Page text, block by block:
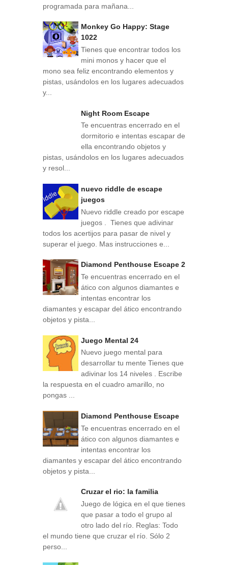
programada para mañana...
Monkey Go Happy: Stage
1022
Tienes que encontrar todos los
mini monos y hacer que el
mono sea feliz encontrando elementos y
pistas, usándolos en los lugares adecuados
y...
Night Room Escape
Te encuentras encerrado en el
dormitorio e intentas escapar de
ella encontrando objetos y
pistas, usándolos en los lugares adecuados
y resol...
nuevo riddle de escape
juegos
Nuevo riddle creado por escape
juegos . Tienes que adivinar
todos los acertijos para pasar de nivel y
superar el juego. Mas instrucciones e...
Diamond Penthouse Escape 2
Te encuentras encerrado en el
ático con algunos diamantes e
intentas encontrar los
diamantes y escapar del ático encontrando
objetos y pista...
Juego Mental 24
Nuevo juego mental para
desarrollar tu mente Tienes que
adivinar los 14 niveles . Escribe
la respuesta en el cuadro amarillo, no
pongas ...
Diamond Penthouse Escape
Te encuentras encerrado en el
ático con algunos diamantes e
intentas encontrar los
diamantes y escapar del ático encontrando
objetos y pista...
Cruzar el rio: la familia
Juego de lógica en el que tienes
que pasar a todo el grupo al
otro lado del río. Reglas: Todo
el mundo tiene que cruzar el río. Sólo 2
perso...